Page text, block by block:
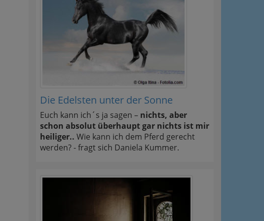
Die Edelsten unter der Sonne
Euch kann ich´s ja sagen – nichts, aber
schon absolut überhaupt gar nichts ist mir
heiliger.. Wie kann ich dem Pferd gerecht
werden? - fragt sich Daniela Kummer.